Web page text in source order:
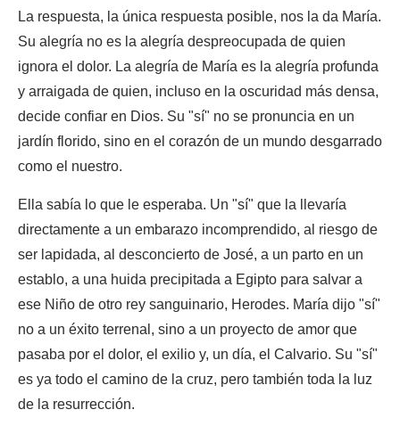
La respuesta, la única respuesta posible, nos la da María.
Su alegría no es la alegría despreocupada de quien
ignora el dolor. La alegría de María es la alegría profunda
y arraigada de quien, incluso en la oscuridad más densa,
decide confiar en Dios. Su "sí" no se pronuncia en un
jardín florido, sino en el corazón de un mundo desgarrado
como el nuestro.
Ella sabía lo que le esperaba. Un "sí" que la llevaría
directamente a un embarazo incomprendido, al riesgo de
ser lapidada, al desconcierto de José, a un parto en un
establo, a una huida precipitada a Egipto para salvar a
ese Niño de otro rey sanguinario, Herodes. María dijo "sí"
no a un éxito terrenal, sino a un proyecto de amor que
pasaba por el dolor, el exilio y, un día, el Calvario. Su "sí"
es ya todo el camino de la cruz, pero también toda la luz
de la resurrección.